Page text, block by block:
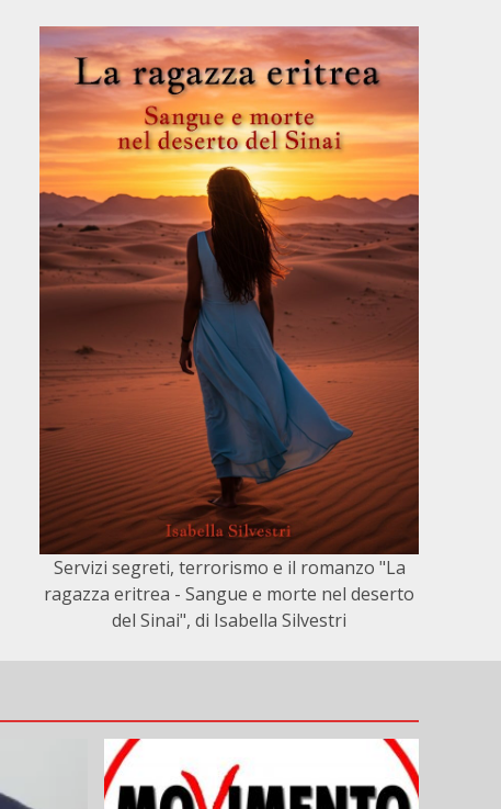
Servizi segreti, terrorismo e il romanzo "La
ragazza eritrea - Sangue e morte nel deserto
del Sinai", di Isabella Silvestri